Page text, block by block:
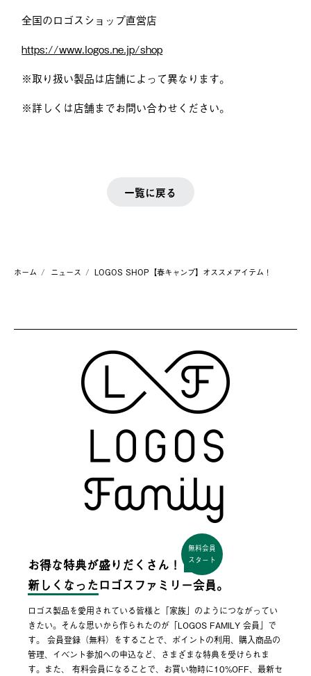
全国のロゴスショップ直営店
https://www.logos.ne.jp/shop
※取り扱い製品は店舗によって異なります。
※詳しくは店舗までお問い合わせください。
一覧に戻る
ホーム ニュース LOGOS SHOP【春キャンプ】オススメアイテム！
お得な特典が盛りだくさん！
無料会員
スタート
新しくなった ロゴスファミリー会員。
ロゴス製品を愛用されている皆様と「家族」のようにつながってい
きたい。そんな思いから作られたのが「LOGOS FAMILY 会員」で
す。 会員登録（無料）をすることで、ポイントの利用、購入商品の
管理、イベント参加への申込など、さまざまな特典を受けられま
す。また、 有料会員になることで、お買い物時に10%OFF、最新セ